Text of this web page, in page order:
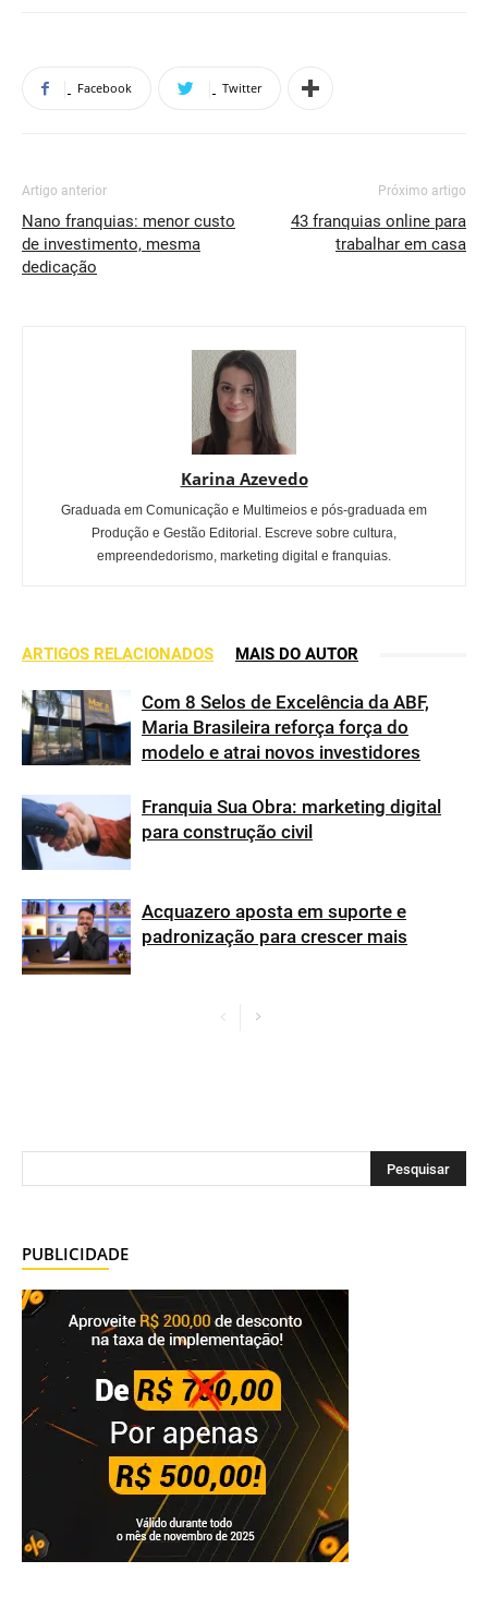
Facebook Twitter
Artigo anterior
Nano franquias: menor custo
de investimento, mesma
dedicação
Próximo artigo
43 franquias online para
trabalhar em casa
Karina Azevedo
Graduada em Comunicação e Multimeios e pós-graduada em
Produção e Gestão Editorial. Escreve sobre cultura,
empreendedorismo, marketing digital e franquias.
ARTIGOS RELACIONADOS MAIS DO AUTOR
Com 8 Selos de Excelência da ABF,
Maria Brasileira reforça força do
modelo e atrai novos investidores
Franquia Sua Obra: marketing digital
para construção civil
Acquazero aposta em suporte e
padronização para crescer mais
PUBLICIDADE